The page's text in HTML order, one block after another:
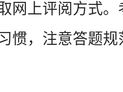
网上评阅方式
惯，注意答题